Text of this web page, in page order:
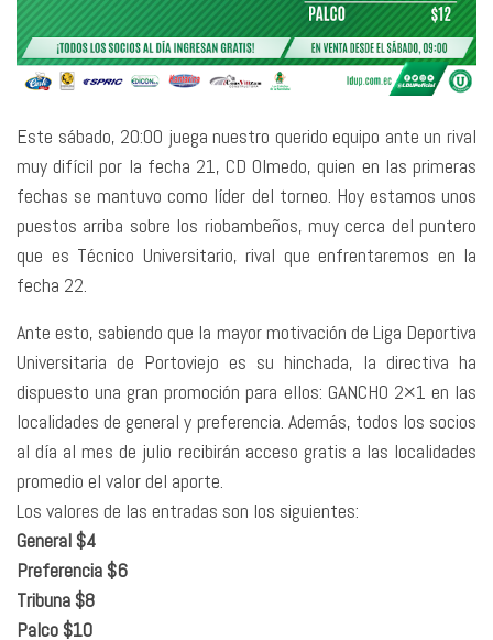
Este sábado, 20:00 juega nuestro querido equipo ante un rival
muy difícil por la fecha 21, CD Olmedo, quien en las primeras
fechas se mantuvo como líder del torneo. Hoy estamos unos
puestos arriba sobre los riobambeños, muy cerca del puntero
que es Técnico Universitario, rival que enfrentaremos en la
fecha 22.
Ante esto, sabiendo que la mayor motivación de Liga Deportiva
Universitaria de Portoviejo es su hinchada, la directiva ha
dispuesto una gran promoción para ellos: GANCHO 2×1 en las
localidades de general y preferencia. Además, todos los socios
al día al mes de julio recibirán acceso gratis a las localidades
promedio el valor del aporte.
Los valores de las entradas son los siguientes:
General $4
Preferencia $6
Tribuna $8
Palco $10